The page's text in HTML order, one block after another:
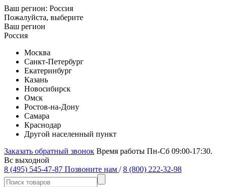
Ваш регион: Россия
Пожалуйста, выберите
Ваш регион
Россия
Москва
Санкт-Петербург
Екатеринбург
Казань
Новосибирск
Омск
Ростов-на-Дону
Самара
Краснодар
Другой населенный пункт
Заказать обратный звонок Время работы Пн-Сб 09:00-17:30.
Вс выходной
8 (495) 545-47-87 Позвоните нам / 8 (800) 222-32-98